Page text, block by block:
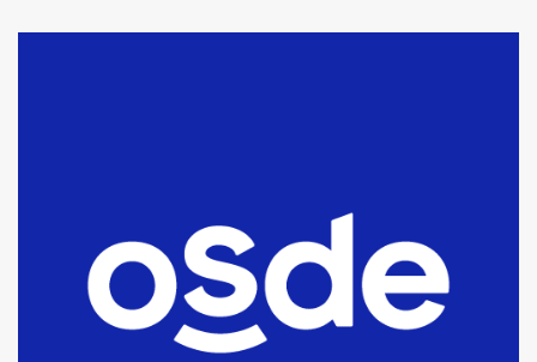
fueron detenidos por
comercialización de drogas en la
tarde del sábado
T.Lauquen: se vendió el edificio de
lo que fue la planta Industrial del